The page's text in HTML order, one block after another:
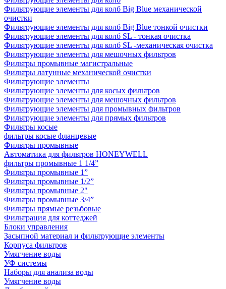
Фильтрующие элементы для колб Big Blue механической
очистки
Фильтрующие элементы для колб Big Blue тонкой очистки
Фильтрующие элементы для колб SL - тонкая очистка
Фильтрующие элементы для колб SL -механическая очистка
Фильтрующие элементы для мешочных фильтров
Фильтры промывные магистральные
Фильтры латунные механической очистки
Фильтрующие элементы
Фильтрующие элементы для косых фильтров
Фильтрующие элементы для мешочных фильтров
Фильтрующие элементы для промывных фильтров
Фильтрующие элементы для прямых фильтров
Фильтры косые
фильтры косые фланцевые
Фильтры промывные
Автоматика для фильтров HONEYWELL
фильтры промывные 1 1/4”
Фильтры промывные 1”
Фильтры промывные 1/2”
Фильтры промывные 2"
Фильтры промывные 3/4”
Фильтры прямые резьбовые
Фильтрация для коттеджей
Блоки управления
Засыпной материал и фильтрующие элементы
Корпуса фильтров
Умягчение воды
УФ системы
Наборы для анализа воды
Умягчение воды